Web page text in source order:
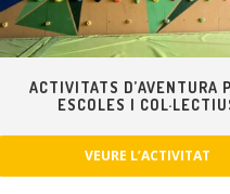
ACTIVITATS D’AVENTURA
ESCOLES I
VEURE L’ACTIVITAT